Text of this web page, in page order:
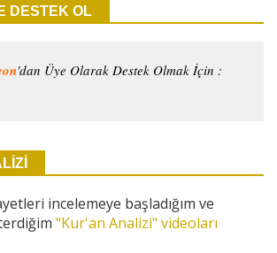
DESTEK OL
'dan Üye Olarak Destek Olmak İçin :
incelemeye başladığım ve
"Kur'an Analizi" videoları